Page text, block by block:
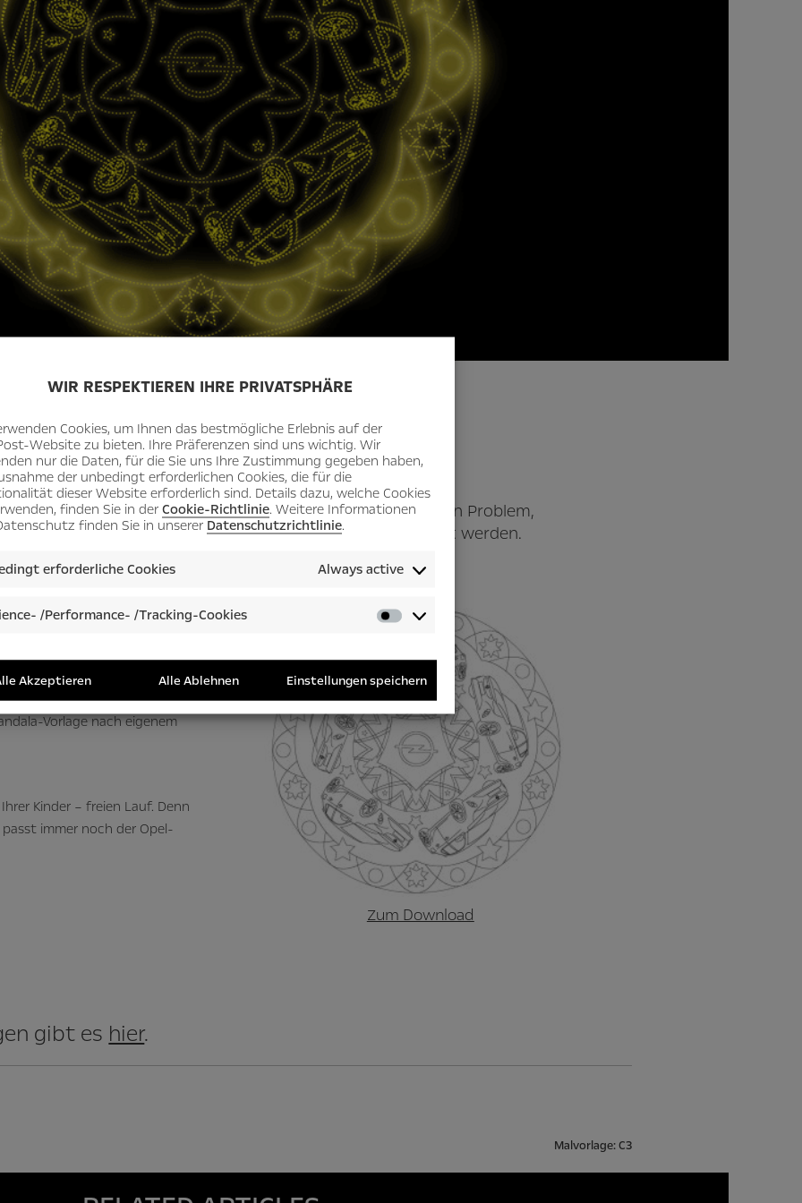
WIR RESPEKTIEREN IHRE PRIVATSPHÄRE
Cookies, um Ihnen das bestmögliche Erlebnis auf der
Website zu bieten. Ihre Präferenzen sind uns wichtig. Wir
nur die Daten, für die Sie uns Ihre Zustimmung gegeben haben,
der unbedingt erforderlichen Cookies, die für die
dieser Website erforderlich sind. Details dazu, welche Cookies
finden Sie in derCookie-Richtlinie. Weitere Informationen
finden Sie in unserer Datenschutzrichtlinie.
erforderliche Cookies Always active
/Performance- /Tracking-Cookies
Audience-
/Performance-
/Tracking-
Cookies
Akzeptieren Alle Ablehnen Einstellungen speichern
BLITZKIDS
Runde Sache
einfach mal nach eigenen Vorstellungen gestalten? Kein Problem,
Malvorlage soll auch dieser Wunsch zu Weihnachten erfüllt werden.
Bildschirm und einmal ganz
und unserer BlitzKids-
Corsa
ebenso stylishen wie
glänzt, kann der Opel-
Vorlage nach eigenem
Kinder – freien Lauf. Denn
immer noch der Opel-
Zum Download
gibt es hier.
Malvorlage: C3